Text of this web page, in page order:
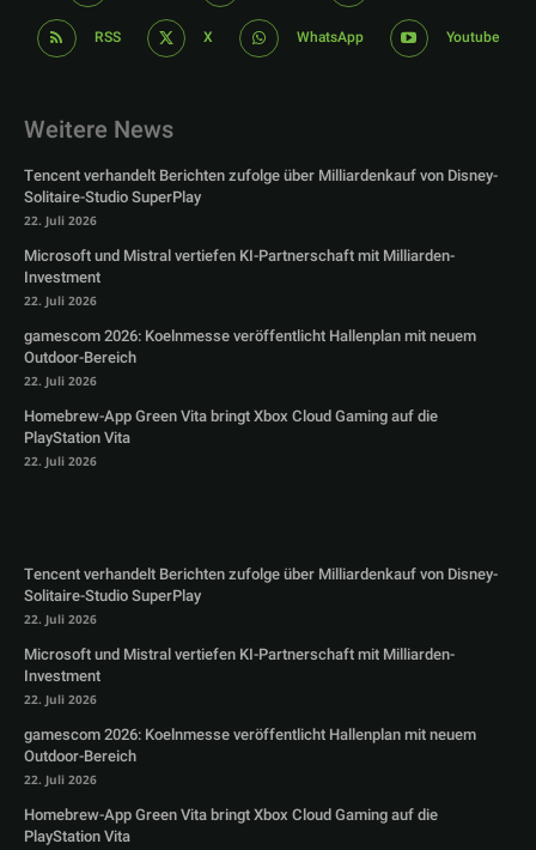
RSS X WhatsApp Youtube
Weitere News
Tencent verhandelt Berichten zufolge über Milliardenkauf von Disney-
Solitaire-Studio SuperPlay
22. Juli 2026
Microsoft und Mistral vertiefen KI-Partnerschaft mit Milliarden-
Investment
22. Juli 2026
gamescom 2026: Koelnmesse veröffentlicht Hallenplan mit neuem
Outdoor-Bereich
22. Juli 2026
Homebrew-App Green Vita bringt Xbox Cloud Gaming auf die
PlayStation Vita
22. Juli 2026
Tencent verhandelt Berichten zufolge über Milliardenkauf von Disney-
Solitaire-Studio SuperPlay
22. Juli 2026
Microsoft und Mistral vertiefen KI-Partnerschaft mit Milliarden-
Investment
22. Juli 2026
gamescom 2026: Koelnmesse veröffentlicht Hallenplan mit neuem
Outdoor-Bereich
22. Juli 2026
Homebrew-App Green Vita bringt Xbox Cloud Gaming auf die
PlayStation Vita